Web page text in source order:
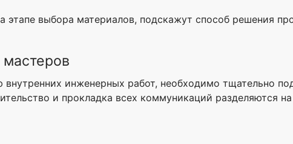
этапе выбора материалов, подскажут способ решения
инженерных работ, необходимо тщательно
и прокладка всех коммуникаций разделяются